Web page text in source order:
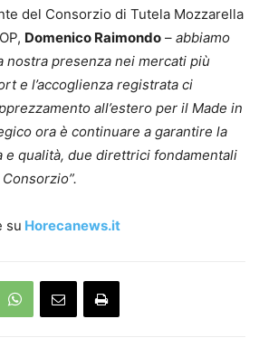
del Consorzio di Tutela Mozzarella
Domenico Raimondo – abbiamo
nostra presenza nei mercati più
e l’accoglienza registrata ci
all’estero per il Made in
ora è continuare a garantire la
e qualità, due direttrici fondamentali
su Horecanews.it